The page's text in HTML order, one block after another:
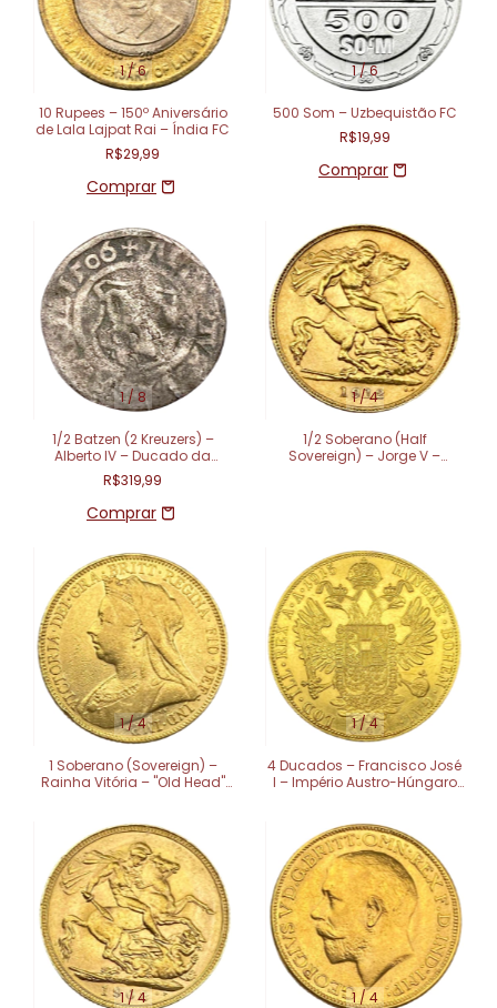
1/6
10 Rupees – 150º Aniversário
de Lala Lajpat Rai – Índia FC
R$29,99
1/6
500 Som – Uzbequistão FC
R$19,99
1/8
1/2 Batzen (2 Kreuzers) –
Alberto IV – Ducado da
Baviera – (1506)
R$319,99
1/4
1/2 Soberano (Half
Sovereign) – Jorge V –
1/4
1 Soberano (Sovereign) –
Rainha Vitória – "Old Head"
1/4
4 Ducados – Francisco José
I – Império Austro-Húngaro
1/4 1/4